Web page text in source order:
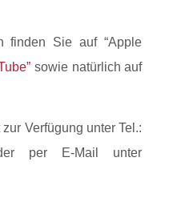
finden Sie auf “Apple
sowie natürlich auf
Verfügung unter Tel.:
per E-Mail unter